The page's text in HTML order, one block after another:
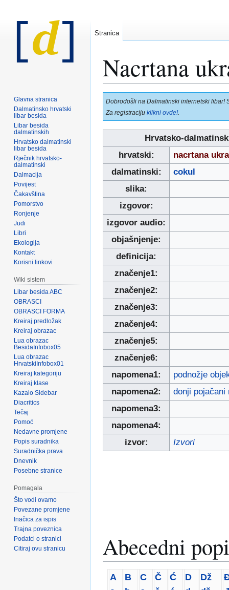
Nacrtana
Prijeđi
na
navigaciju
Prijeđi
na
pretraživanje
Dobrodošli na Dalmatinski internetski libar!
Za registraciju klikni ovde!
Hrvatsko-
hrvatski:
nacrtana
dalmatinski:
cokul
slika:
izgovor:
izgovor audio:
objašnjenje:
definicija:
značenje1:
značenje2:
značenje3:
značenje4:
značenje5:
značenje6:
napomena1:
podnožje
napomena2:
donji pojačani
napomena3:
napomena4:
izvor:
Izvori
Abecedni
A
B
C
Č
Ć
D
Dž
Stranica
Glavna stranica
Dalmatinsko hrvatski
libar besida
Libar besida
dalmatinskih
Hrvatsko dalmatinski
libar besida
Rječnik hrvatsko-
dalmatinski
Dalmacija
Povijest
Čakavština
Pomorstvo
Ronjenje
Judi
Libri
Ekologija
Kontakt
Korisni linkovi
Wiki sistem
Libar besida ABC
OBRASCI
OBRASCI FORMA
Kreiraj predložak
Kreiraj obrazac
Lua obrazac
BesidaInfobox05
Lua obrazac
HrvatskiInfobox01
Kreiraj kategoriju
Kreiraj klase
Kazalo Sidebar
Diacritics
Tečaj
Pomoć
Nedavne promjene
Popis suradnika
Suradnička prava
Dnevnik
Posebne stranice
Pomagala
Što vodi ovamo
Povezane promjene
Inačica za ispis
Trajna poveznica
Podatci o stranici
Citiraj ovu stranicu